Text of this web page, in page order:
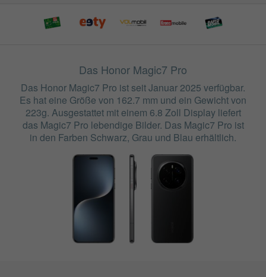
Das Honor Magic7 Pro
Das Honor Magic7 Pro ist seit Januar 2025 verfügbar.
Es hat eine Größe von 162.7 mm und ein Gewicht von
223g. Ausgestattet mit einem 6.8 Zoll Display liefert
das Magic7 Pro lebendige Bilder. Das Magic7 Pro ist
in den Farben Schwarz, Grau und Blau erhältlich.